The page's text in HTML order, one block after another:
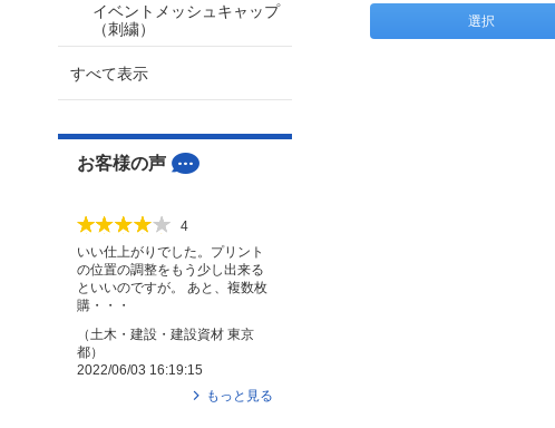
選択
イベントメッシュキャップ
（刺繍）
すべて表示
お客様の声
4
いい仕上がりでした。プリント
の位置の調整をもう少し出来る
といいのですが。 あと、複数枚
購・・・
（ 土木・建設・建設資材 東京
都）
2022/06/03 16:19:15
もっと見る